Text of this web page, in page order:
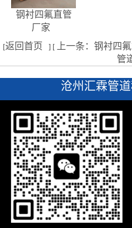
钢衬四氟直管
厂家
[返回首页 ] [ 上一条：钢衬四
管
沧州汇霖管